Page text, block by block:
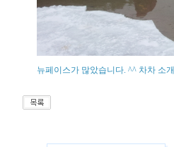
뉴페이스가 많았습니다. ^^ 차차 소